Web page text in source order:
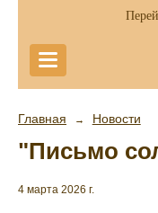
Главная → Новости
"Письмо
4 марта 2026 г.